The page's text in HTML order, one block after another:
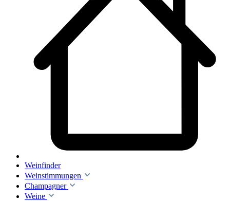
Weinfinder
Weinstimmungen
Champagner
Weine